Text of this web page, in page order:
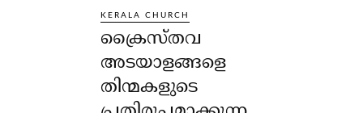
KERALA CHURCH
ക്രൈസ്തവ
അടയാളങ്ങളെ
തിന്മകളുടെ